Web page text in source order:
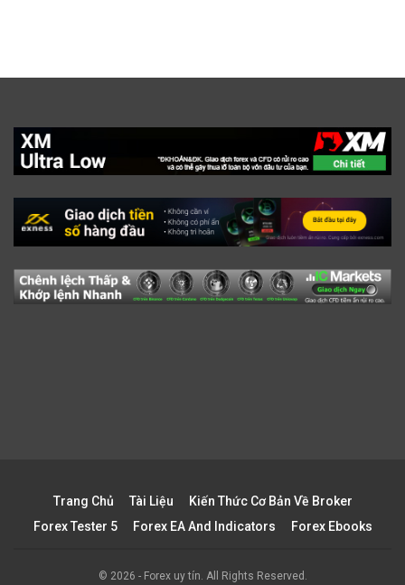
Trang Chủ Tài Liệu
Kiến Thức Cơ Bản Về Broker
Forex Tester 5
Forex EA And Indicators Forex Ebooks
© 2026 - Forex uy tín. All Rights Reserved.